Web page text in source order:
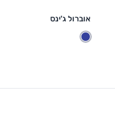
אוברול ג'ינס
ג'ינס